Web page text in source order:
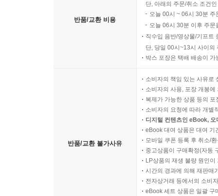
반품/교환 비용
단, 아래의 주문/취소 조건
오늘 00시 ~ 06시 30분
오늘 06시 30분 이후 주
직수입 음반/영상물/기프트
단, 당일 00시~13시 사이의
박스 포장은 택배 배송이
반품/교환 불가사유
소비자의 책임 있는 사유로
소비자의 사용, 포장 개봉
복제가 가능한 상품 등의
소비자의 요청에 따라 개별
디지털 컨텐츠인 eBook,
eBook 대여 상품은 대여 기
모바일 쿠폰 등록 후 취소/
중고상품이 구매확정(자동
LP상품의 재생 불량 원인
시간의 경과에 의해 재판매
전자상거래 등에서의 소비
eBook 세트 상품은 일괄 구